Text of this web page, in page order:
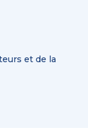
et de la